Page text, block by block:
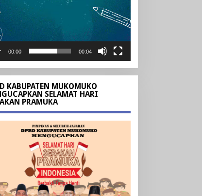
00:00 00:04
KABUPATEN MUKOMUKO
SELAMAT HARI
PRAMUKA